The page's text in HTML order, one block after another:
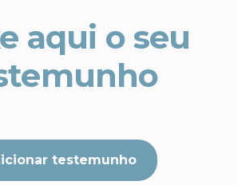
aqui o seu
testemunho